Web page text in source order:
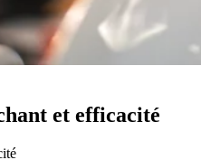
et efficacité